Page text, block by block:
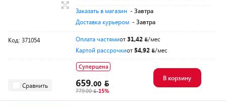
Заказать в магазин - Завтра
Доставка курьером - Завтра
Код: 371054 Оплата частямиот31,42
/мес
Картой рассрочкиот 54,92 /мес
Сравнить
Суперцена
659.00
779.00 -15%
В корзину